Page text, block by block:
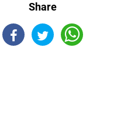
Share